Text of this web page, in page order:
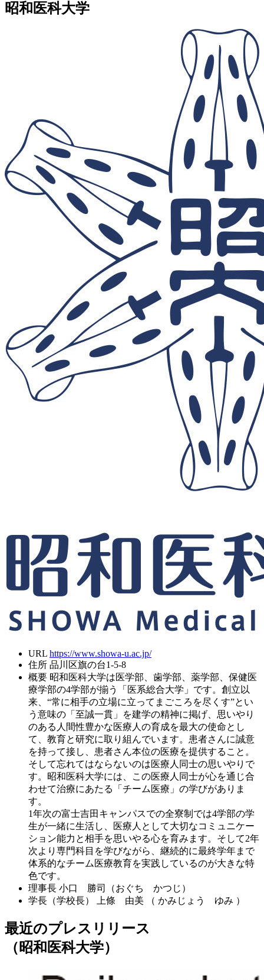
昭和医科大学
URL https://www.showa-u.ac.jp/
住所 品川区旗の台1-5-8
概要 昭和医科大学は医学部、歯学部、薬学部、保健医
療学部の4学部が揃う「医系総合大学」です。創立以
来、“常に相手の立場に立ってまごころを尽くす”とい
う意味の「至誠一貫」を建学の精神に掲げ、思いやり
のある人間性豊かな医療人の育成を最大の使命とし
て、教育と研究に取り組んでいます。患者さんに誠意
を持って接し、患者さん本位の医療を提供すること。
そして忘れてはならないのは医療人同士の思いやりで
す。昭和医科大学には、この医療人同士が心を通じ合
わせて治療にあたる「チーム医療」の学びがありま
す。
1年次の富士吉田キャンパスでの全寮制では4学部の学
生が一緒に生活し、医療人として大切なコミュニケー
ション能力と相手を思いやる心を育みます。そして2年
次より専門科目を学びながら、継続的に最終学年まで
体系的なチーム医療教育を実践しているのが大きな特
色です。
理事長 小口 勝司（おぐち かつじ）
学長（学校長）
上條 由美 （ かみじょう ゆみ ）
最近のプレスリリース
（昭和医科大学）